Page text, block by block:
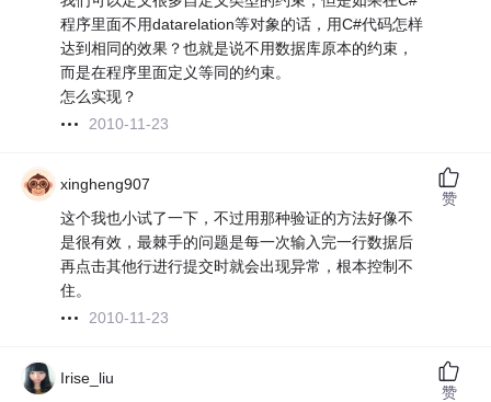
程序里面不用datarelation等对象的话，用C#代码怎样
达到相同的效果？也就是说不用数据库原本的约束，
而是在程序里面定义等同的约束。
怎么实现？
2010-11-23
xingheng907
这个我也小试了一下，不过用那种验证的方法好像不
是很有效，最棘手的问题是每一次输入完一行数据后
再点击其他行进行提交时就会出现异常，根本控制不
住。
2010-11-23
赞
Irise_liu
赞